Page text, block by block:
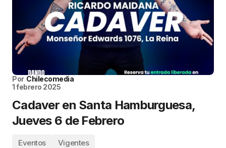
Por Chilecomedia
1 febrero 2025
Cadaver en Santa Hamburguesa,
Jueves 6 de Febrero
Eventos Vigentes